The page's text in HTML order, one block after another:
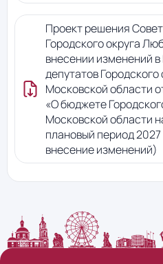
Проект решения
Городского округа
внесении изменений
депутатов
Московской области
«О бюджете
Московской области
плановый период
внесение изменений)